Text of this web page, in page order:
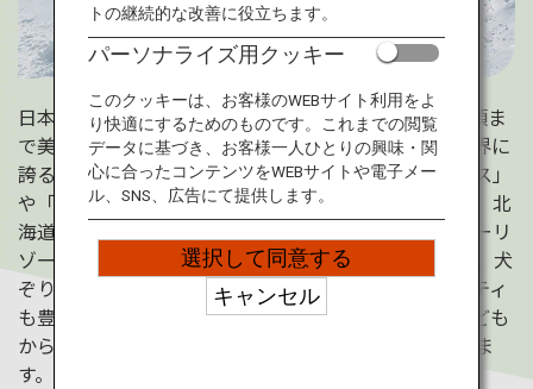
日本の最北端にある北海道の冬は長く、11月から3月頃ま
で美しい雪景色が広がります。そんな北海道には、世界に
誇るパウダースノーが体験できるニセコ、「雲海テラス」
や「アイスヴィレッジ」などの絶景が楽しめるトマム、北
海道最大級のゲレンデを誇るルスツなど、素敵なスキーリ
ゾートがたくさん。スキーやスノーボードだけでなく、犬
ぞりやネイチャーツアーなどのユニークなアクティビティ
も豊富です。設備やサービスが充実しているので、子ども
から大人まで一生の思い出に残る楽しい時間を過ごせま
す。
トの継続的な改善に役立ちます。
パーソナライズ用クッキー
このクッキーは、お客様のWEBサイト利用をよ
り快適にするためのものです。これまでの閲覧
データに基づき、お客様一人ひとりの興味・関
心に合ったコンテンツをWEBサイトや電子メー
ル、SNS、広告にて提供します。
選択して同意する
キャンセル